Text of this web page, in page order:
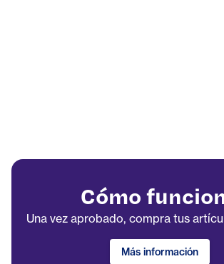
Cómo
Una vez aprobado, compra tus
Más información